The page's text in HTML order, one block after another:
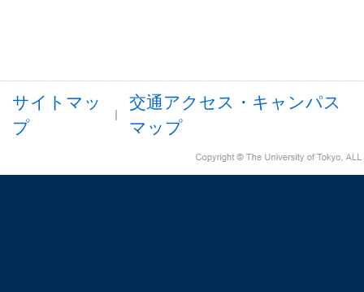
サイトマッ
プ
交通アクセス・キャンパス
マップ